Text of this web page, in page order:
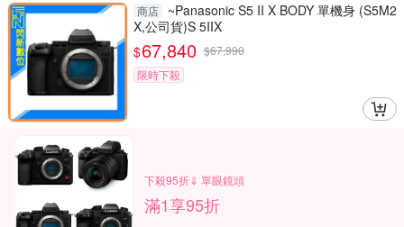
商店
~Panasonic S5 II X BODY 單機身 (S5M2
X,公司貨)S 5IIX
$67,840 $67,990
限時下殺
下殺95折⇓ 單眼鏡頭
滿1享95折